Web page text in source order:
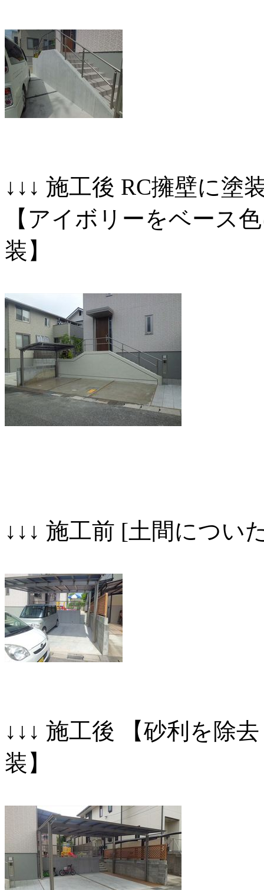
↓↓↓ 施工後 RC擁壁に塗
【アイボリーをベース
装】
↓↓↓ 施工前 [土間につい
↓↓↓ 施工後 【砂利を除
装】